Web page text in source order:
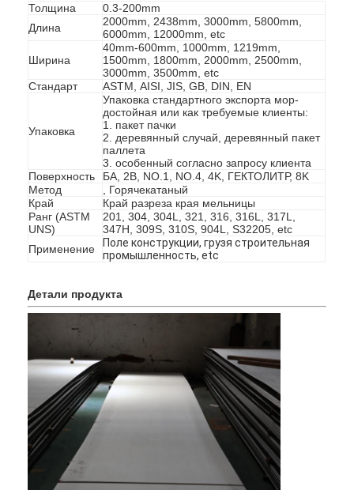
Домой
Продукты
Видеозаписи
Толщина
0.3-200mm
Длина
2000mm, 2438mm, 3000mm, 5800mm,
6000mm, 12000mm, etc
Ширина
40mm-600mm, 1000mm, 1219mm,
1500mm, 1800mm, 2000mm, 2500mm,
3000mm, 3500mm, etc
Стандарт
ASTM, AISI, JIS, GB, DIN, EN
Упаковка
Упаковка стандартного экспорта мор-
достойная или как требуемые клиенты:
1. пакет пачки
2. деревянный случай, деревянный пакет
паллета
3. особенный согласно запросу клиента
Поверхность
БА, 2B, NO.1, NO.4, 4K, ГЕКТОЛИТР, 8K
Метод
, Горячекатаный
Край
Край разреза края мельницы
Ранг (ASTM
UNS)
201, 304, 304L, 321, 316, 316L, 317L,
347H, 309S, 310S, 904L, S32205, etc
Применение
Поле конструкции, грузя строительная
промышленность, etc
Детали продукта